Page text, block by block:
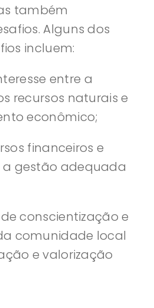
também
Alguns dos
incluem:
entre a
recursos naturais e
econômico;
financeiros e
gestão adequada
conscientização e
comunidade local
e valorização